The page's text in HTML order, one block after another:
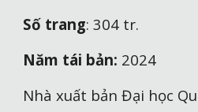
Số trang:304 tr.
Năm tái bản: 2024
Nhà xuất bản Đại học